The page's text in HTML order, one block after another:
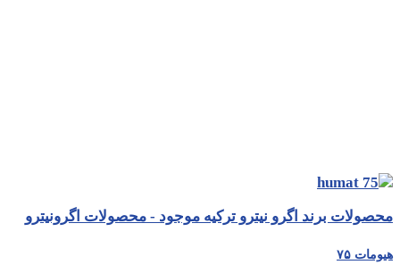
محصولات برند اگرو نیترو ترکیه موجود - محصولات اگرونیترو
هیومات ۷۵